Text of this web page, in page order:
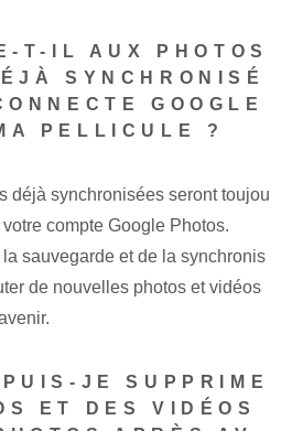
T-IL AUX PHOTOS
SYNCHRONISÉ
GOOGLE
PELLICULE ?
déjà synchronisées⁢ seront toujou
compte Google Photos.
sauvegarde et de la synchronis
de nouvelles photos et vidéos
JE SUPPRIME
ET DES VIDÉOS